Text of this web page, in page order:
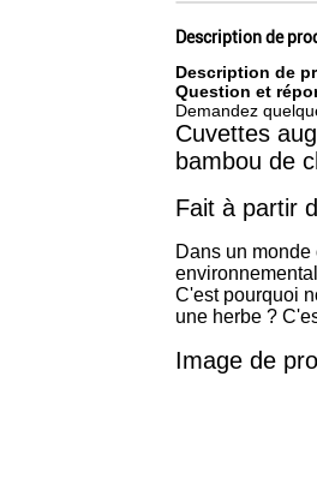
Description de
Description de
Question et
Demandez
Cuvettes
bambou de
Fait à partir
Dans un
C'est pourquoi
une herbe ?
Image de